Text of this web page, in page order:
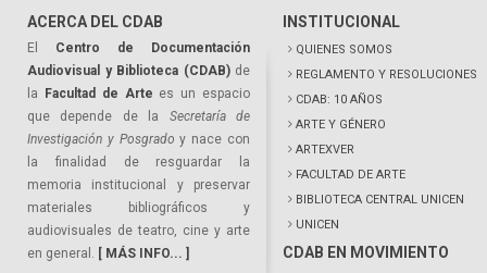
ACERCA DEL CDAB
El Centro de Documentación
Audiovisual y Biblioteca (CDAB)de
la
Facultad de Arte es un espacio
que depende de la Secretaría de
Investigación y Posgrado y nace con
la finalidad de resguardar la
memoria institucional y preservar
materiales bibliográficos y
audiovisuales de teatro, cine y arte
en general. [ MÁS INFO... ]
INSTITUCIONAL
QUIENES SOMOS
REGLAMENTO Y RESOLUCIONES
CDAB: 10 AÑOS
ARTE Y GÉNERO
ARTEXVER
FACULTAD DE ARTE
BIBLIOTECA CENTRAL UNICEN
UNICEN
CDAB EN MOVIMIENTO